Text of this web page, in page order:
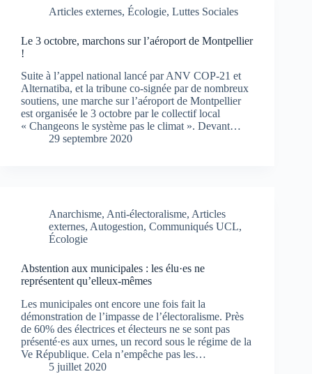
Articles externes, Écologie, Luttes Sociales
Le 3 octobre, marchons sur l’aéroport de Montpellier
!
Suite à l’appel national lancé par ANV COP-21 et
Alternatiba, et la tribune co-signée par de nombreux
soutiens, une marche sur l’aéroport de Montpellier
est organisée le 3 octobre par le collectif local
« Changeons le système pas le climat ». Devant…
29 septembre 2020
Anarchisme, Anti-électoralisme, Articles
externes, Autogestion, Communiqués UCL,
Écologie
Abstention aux municipales : les élu·es ne
représentent qu’elleux-mêmes
Les municipales ont encore une fois fait la
démonstration de l’impasse de l’électoralisme. Près
de 60% des électrices et électeurs ne se sont pas
présenté·es aux urnes, un record sous le régime de la
Ve République. Cela n’empêche pas les…
5 juillet 2020